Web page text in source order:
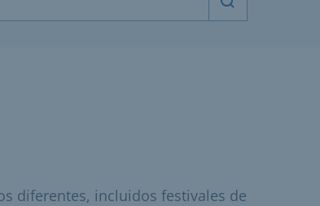
Iniciar
diferentes, incluidos festivales de